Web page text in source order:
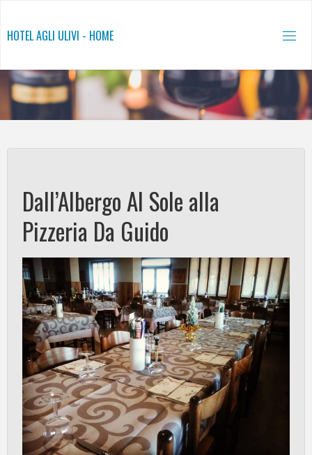
contenuto
HOTEL AGLI ULIVI - HOME
Dall’Albergo Al Sole alla
Pizzeria Da Guido